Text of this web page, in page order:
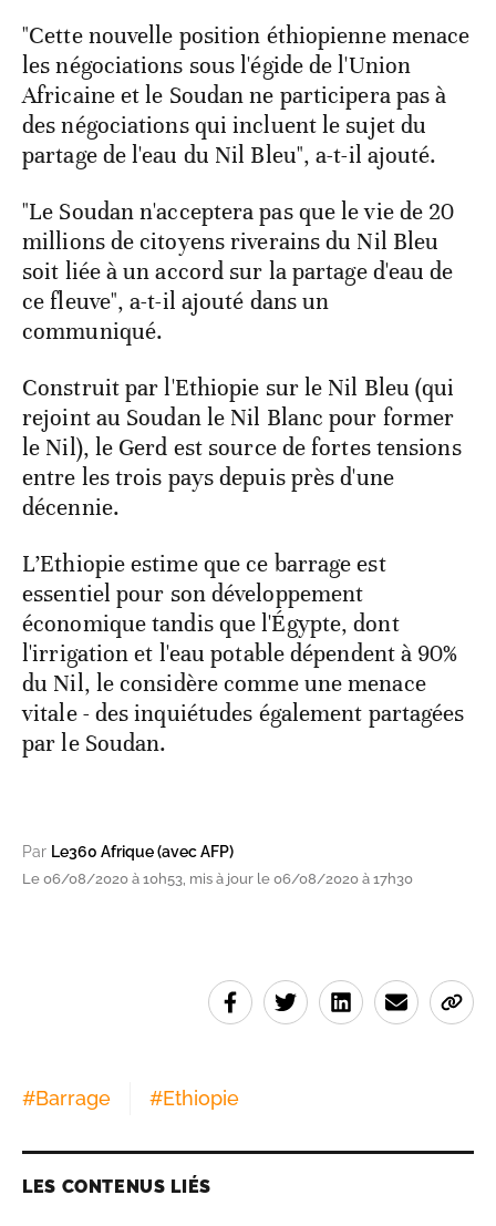
"Cette nouvelle position éthiopienne menace
les négociations sous l'égide de l'Union
Africaine et le Soudan ne participera pas à
des négociations qui incluent le sujet du
partage de l'eau du Nil Bleu", a-t-il ajouté.
"Le Soudan n'acceptera pas que le vie de 20
millions de citoyens riverains du Nil Bleu
soit liée à un accord sur la partage d'eau de
ce fleuve", a-t-il ajouté dans un
communiqué.
Construit par l'Ethiopie sur le Nil Bleu (qui
rejoint au Soudan le Nil Blanc pour former
le Nil), le Gerd est source de fortes tensions
entre les trois pays depuis près d'une
décennie.
L’Ethiopie estime que ce barrage est
essentiel pour son développement
économique tandis que l'Égypte, dont
l'irrigation et l'eau potable dépendent à 90%
du Nil, le considère comme une menace
vitale - des inquiétudes également partagées
par le Soudan.
Par Le360 Afrique (avec AFP)
Le 06/08/2020 à 10h53, mis à jour le 06/08/2020 à 17h30
#Barrage #Ethiopie
LES CONTENUS LIÉS